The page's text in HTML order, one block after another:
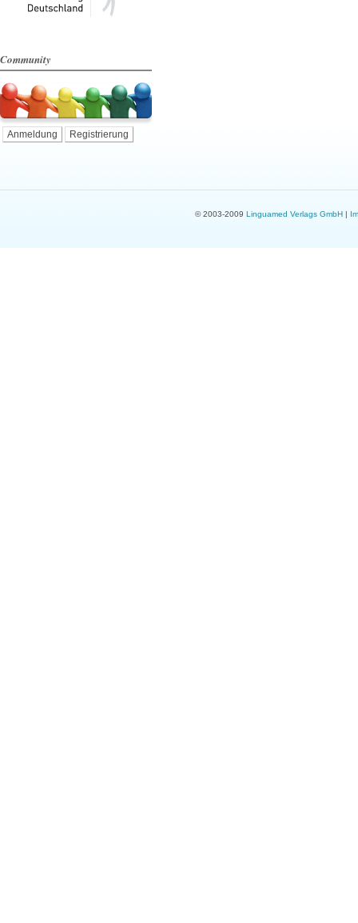
Community
Anmeldung Registrierung
© 2003-2009 Linguamed Verlags GmbH|